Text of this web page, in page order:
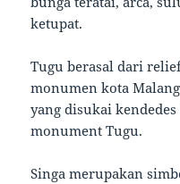
ketupat.
Tugu berasal dari
monumen kota
yang disukai
monument Tugu.
Singa merupakan